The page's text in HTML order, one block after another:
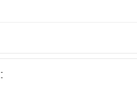
: